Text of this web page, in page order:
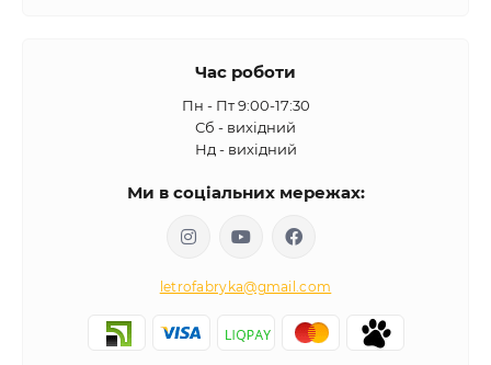
Час роботи
Пн - Пт 9:00-17:30
Сб - вихідний
Нд - вихідний
Ми в соціальних мережах:
letrofabryka@gmail.com